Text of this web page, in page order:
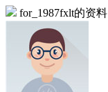
for_1987fxlt的资料